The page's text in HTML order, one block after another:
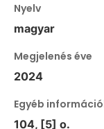
Nyelv
magyar
Megjelenés éve
2024
Egyéb
104, [5] o.